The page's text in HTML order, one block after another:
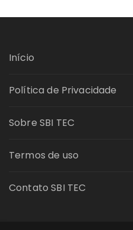
Início
Política de Privacidade
Sobre SBI TEC
Termos de uso
Contato SBI TEC